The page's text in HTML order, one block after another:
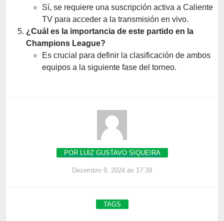
Sí, se requiere una suscripción activa a Caliente
TV para acceder a la transmisión en vivo.
¿Cuál es la importancia de este partido en la
Champions League?
Es crucial para definir la clasificación de ambos
equipos a la siguiente fase del torneo.
POR LUIZ GUSTAVO SIQUEIRA
Dezembro 9, 2024 às 17:39
TAGS